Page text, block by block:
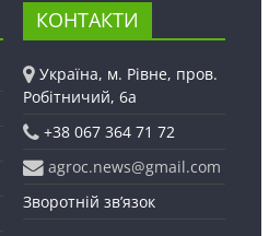
КОНТАКТИ
Україна, м. Рівне, пров.
Робітничий, 6а
+38 067 364 71 72
agroc.news@gmail.com
Зворотній зв’язок